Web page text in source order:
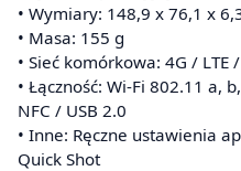
• Wymiary: 148,9 x 76,1 x
• Masa: 155 g
• Sieć komórkowa: 4G / LTE
• Łączność: Wi-Fi 802.11 a,
NFC / USB 2.0
• Inne: Ręczne ustawienia
Quick Shot